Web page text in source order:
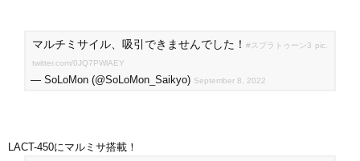
マルチミサイル、吸引できませんでした！ #スプラトゥーン3 pic.
twitter.com/0JQ7PWlAEY
— SoLoMon (@SoLoMon_Saikyo) September 8, 2022
LACT-450にマルミサ搭載！